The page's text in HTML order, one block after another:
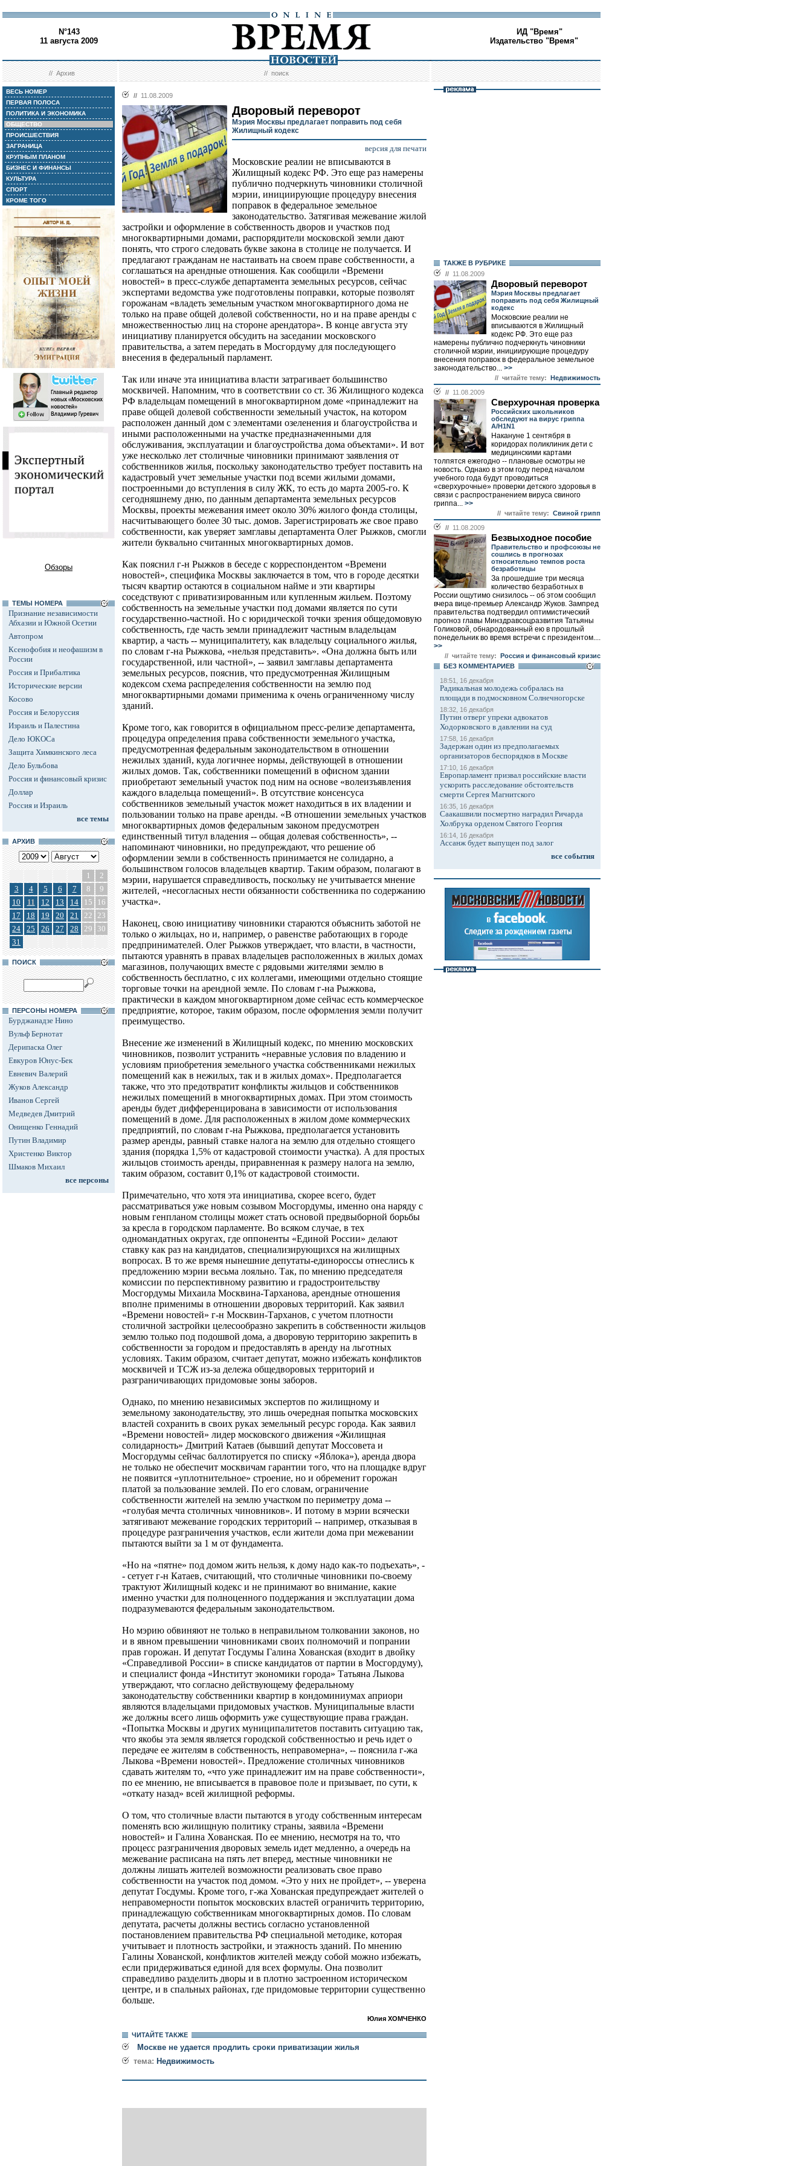
N°143
11 августа 2009
ИД "Время"
Издательство "Время"
//Архив //поиск
ВЕСЬ НОМЕР
ПЕРВАЯ ПОЛОСА
ПОЛИТИКА И ЭКОНОМИКА
ОБЩЕСТВО
ПРОИСШЕСТВИЯ
ЗАГРАНИЦА
КРУПНЫМ ПЛАНОМ
БИЗНЕС И ФИНАНСЫ
КУЛЬТУРА
СПОРТ
КРОМЕ ТОГО
Обзоры
ТЕМЫ НОМЕРА
Признание независимости
Абхазии и Южной Осетии
Автопром
Ксенофобия и неофашизм в
России
Россия и Прибалтика
Исторические версии
Косово
Россия и Белоруссия
Израиль и Палестина
Дело ЮКОСа
Защита Химкинского леса
Дело Бульбова
Россия и финансовый кризис
Доллар
Россия и Израиль
все темы
АРХИВ
1
2
3
4 5 6 7 8
9
10
11 12 13 14 15
16
17
18 19 20 21 22 23
24
25 26 27 28 29
30
31
ПОИСК
ПЕРСОНЫ НОМЕРА
Бурджанадзе Нино
Вульф Бернотат
Дерипаска Олег
Евкуров Юнус-Бек
Евневич Валерий
Жуков Александр
Иванов Сергей
Медведев Дмитрий
Онищенко Геннадий
Путин Владимир
Христенко Виктор
Шмаков Михаил
все персоны
// 11.08.2009
Дворовый переворот
Мэрия Москвы предлагает поправить под себя
Жилищный кодекс
версия для печати
Московские реалии не вписываются в
Жилищный кодекс РФ. Это еще раз намерены
публично подчеркнуть чиновники столичной
мэрии, инициирующие процедуру внесения
поправок в федеральное земельное
законодательство. Затягивая межевание жилой
застройки и оформление в собственность дворов и участков под
многоквартирными домами, распорядители московской земли дают
понять, что строго следовать букве закона в столице не получается. И
предлагают гражданам не настаивать на своем праве собственности, а
соглашаться на арендные отношения. Как сообщили «Времени
новостей» в пресс-службе департамента земельных ресурсов, сейчас
экспертами ведомства уже подготовлены поправки, которые позволят
горожанам «владеть земельным участком многоквартирного дома не
только на праве общей долевой собственности, но и на праве аренды с
множественностью лиц на стороне арендатора». В конце августа эту
инициативу планируется обсудить на заседании московского
правительства, а затем передать в Мосгордуму для последующего
внесения в федеральный парламент.
Так или иначе эта инициатива власти затрагивает большинство
москвичей. Напомним, что в соответствии со ст. 36 Жилищного кодекса
РФ владельцам помещений в многоквартирном доме «принадлежит на
праве общей долевой собственности земельный участок, на котором
расположен данный дом с элементами озеленения и благоустройства и
иными расположенными на участке предназначенными для
обслуживания, эксплуатации и благоустройства дома объектами». И вот
уже несколько лет столичные чиновники принимают заявления от
собственников жилья, поскольку законодательство требует поставить на
кадастровый учет земельные участки под всеми жилыми домами,
построенными до вступления в силу ЖК, то есть до марта 2005-го. К
сегодняшнему дню, по данным департамента земельных ресурсов
Москвы, проекты межевания имеет около 30% жилого фонда столицы,
насчитывающего более 30 тыс. домов. Зарегистрировать же свое право
собственности, как уверяет замглавы департамента Олег Рыжков, смогли
жители буквально считанных многоквартирных домов.
Как пояснил г-н Рыжков в беседе с корреспондентом «Времени
новостей», специфика Москвы заключается в том, что в городе десятки
тысяч квартир остаются в социальном найме и эти квартиры
соседствуют с приватизированным или купленным жильем. Поэтому
собственность на земельные участки под домами является по сути
государственно-частной. Но с юридической точки зрения общедомовую
собственность, где часть земли принадлежит частным владельцам
квартир, а часть -- муниципалитету, как владельцу социального жилья,
по словам г-на Рыжкова, «нельзя представить». «Она должна быть или
государственной, или частной», -- заявил замглавы департамента
земельных ресурсов, пояснив, что предусмотренная Жилищным
кодексом схема распределения собственности на землю под
многоквартирными домами применима к очень ограниченному числу
зданий.
Кроме того, как говорится в официальном пресс-релизе департамента,
процедура определения права собственности земельного участка,
предусмотренная федеральным законодательством в отношении
нежилых зданий, куда логичнее нормы, действующей в отношении
жилых домов. Так, собственники помещений в офисном здании
приобретают земельный участок под ним на основе «волеизъявления
каждого владельца помещений». В отсутствие консенсуса
собственников земельный участок может находиться в их владении и
пользовании только на праве аренды. «В отношении земельных участков
многоквартирных домов федеральным законом предусмотрен
единственный титул владения -- общая долевая собственность», --
напоминают чиновники, но предупреждают, что решение об
оформлении земли в собственность принимается не солидарно, а
большинством голосов владельцев квартир. Таким образом, полагают в
мэрии, нарушается справедливость, поскольку не учитывается мнение
жителей, «несогласных нести обязанности собственника по содержанию
участка».
Наконец, свою инициативу чиновники стараются объяснить заботой не
только о жильцах, но и, например, о равенстве работающих в городе
предпринимателей. Олег Рыжков утверждает, что власти, в частности,
пытаются уравнять в правах владельцев расположенных в жилых домах
магазинов, получающих вместе с рядовыми жителями землю в
собственность бесплатно, с их коллегами, имеющими отдельно стоящие
торговые точки на арендной земле. По словам г-на Рыжкова,
практически в каждом многоквартирном доме сейчас есть коммерческое
предприятие, которое, таким образом, после оформления земли получит
преимущество.
Внесение же изменений в Жилищный кодекс, по мнению московских
чиновников, позволит устранить «неравные условия по владению и
условиям приобретения земельного участка собственниками нежилых
помещений как в нежилых, так и в жилых домах». Предполагается
также, что это предотвратит конфликты жильцов и собственников
нежилых помещений в многоквартирных домах. При этом стоимость
аренды будет дифференцирована в зависимости от использования
помещений в доме. Для расположенных в жилом доме коммерческих
предприятий, по словам г-на Рыжкова, предполагается установить
размер аренды, равный ставке налога на землю для отдельно стоящего
здания (порядка 1,5% от кадастровой стоимости участка). А для простых
жильцов стоимость аренды, приравненная к размеру налога на землю,
таким образом, составит 0,1% от кадастровой стоимости.
Примечательно, что хотя эта инициатива, скорее всего, будет
рассматриваться уже новым созывом Мосгордумы, именно она наряду с
новым генпланом столицы может стать основой предвыборной борьбы
за кресла в городском парламенте. Во всяком случае, в тех
одномандатных округах, где оппоненты «Единой России» делают
ставку как раз на кандидатов, специализирующихся на жилищных
вопросах. В то же время нынешние депутаты-единороссы отнеслись к
предложению мэрии весьма лояльно. Так, по мнению председателя
комиссии по перспективному развитию и градостроительству
Мосгордумы Михаила Москвина-Тарханова, арендные отношения
вполне применимы в отношении дворовых территорий. Как заявил
«Времени новостей» г-н Москвин-Тарханов, с учетом плотности
столичной застройки целесообразно закрепить в собственности жильцов
землю только под подошвой дома, а дворовую территорию закрепить в
собственности за городом и предоставлять в аренду на льготных
условиях. Таким образом, считает депутат, можно избежать конфликтов
москвичей и ТСЖ из-за дележа общедворовых территорий и
разграничивающих придомовые зоны заборов.
Однако, по мнению независимых экспертов по жилищному и
земельному законодательству, это лишь очередная попытка московских
властей сохранить в своих руках земельный ресурс города. Как заявил
«Времени новостей» лидер московского движения «Жилищная
солидарность» Дмитрий Катаев (бывший депутат Моссовета и
Мосгордумы сейчас баллотируется по списку «Яблока»), аренда двора
не только не обеспечит москвичам гарантии того, что на площадке вдруг
не появится «уплотнительное» строение, но и обременит горожан
платой за пользование землей. По его словам, ограничение
собственности жителей на землю участком по периметру дома --
«голубая мечта столичных чиновников». И потому в мэрии всячески
затягивают межевание городских территорий -- например, отказывая в
процедуре разграничения участков, если жители дома при межевании
пытаются выйти за 1 м от фундамента.
«Но на «пятне» под домом жить нельзя, к дому надо как-то подъехать», -
- сетует г-н Катаев, считающий, что столичные чиновники по-своему
трактуют Жилищный кодекс и не принимают во внимание, какие
именно участки для полноценного поддержания и эксплуатации дома
подразумеваются федеральным законодательством.
Но мэрию обвиняют не только в неправильном толковании законов, но
и в явном превышении чиновниками своих полномочий и попрании
прав горожан. И депутат Госдумы Галина Хованская (входит в двойку
«Справедливой России» в списке кандидатов от партии в Мосгордуму),
и специалист фонда «Институт экономики города» Татьяна Лыкова
утверждают, что согласно действующему федеральному
законодательству собственники квартир в кондоминиумах априори
являются владельцами придомовых участков. Муниципальные власти
же должны всего лишь оформить уже существующие права граждан.
«Попытка Москвы и других муниципалитетов поставить ситуацию так,
что якобы эта земля является городской собственностью и речь идет о
передаче ее жителям в собственность, неправомерна», -- пояснила г-жа
Лыкова «Времени новостей». Предложение столичных чиновников
сдавать жителям то, «что уже принадлежит им на праве собственности»,
по ее мнению, не вписывается в правовое поле и призывает, по сути, к
«откату назад» всей жилищной реформы.
О том, что столичные власти пытаются в угоду собственным интересам
поменять всю жилищную политику страны, заявила «Времени
новостей» и Галина Хованская. По ее мнению, несмотря на то, что
процесс разграничения дворовых земель идет медленно, а очередь на
межевание расписана на пять лет вперед, местные чиновники не
должны лишать жителей возможности реализовать свое право
собственности на участок под домом. «Это у них не пройдет», -- уверена
депутат Госдумы. Кроме того, г-жа Хованская предупреждает жителей о
неправомерности попыток московских властей ограничить территорию,
принадлежащую собственникам многоквартирных домов. По словам
депутата, расчеты должны вестись согласно установленной
постановлением правительства РФ специальной методике, которая
учитывает и плотность застройки, и этажность зданий. По мнению
Галины Хованской, конфликтов жителей между собой можно избежать,
если придерживаться единой для всех формулы. Она позволит
справедливо разделить дворы и в плотно застроенном историческом
центре, и в спальных районах, где придомовые территории существенно
больше.
Юлия ХОМЧЕНКО
ЧИТАЙТЕ ТАКЖЕ
Москве не удается продлить сроки приватизации жилья
тема: Недвижимость
ТАКЖЕ В РУБРИКЕ
// 11.08.2009
Дворовый переворот
Мэрия Москвы предлагает
поправить под себя Жилищный
кодекс
Московские реалии не
вписываются в Жилищный
кодекс РФ. Это еще раз
намерены публично подчеркнуть чиновники
столичной мэрии, инициирующие процедуру
внесения поправок в федеральное земельное
законодательство... >>
// читайте тему: Недвижимость
// 11.08.2009
Сверхурочная проверка
Российских школьников
обследуют на вирус гриппа
А/H1N1
Накануне 1 сентября в
коридорах поликлиник дети с
медицинскими картами
толпятся ежегодно -- плановые осмотры не
новость. Однако в этом году перед началом
учебного года будут проводиться
«сверхурочные» проверки детского здоровья в
связи с распространением вируса свиного
гриппа... >>
// читайте тему: Свиной грипп
// 11.08.2009
Безвыходное пособие
Правительство и профсоюзы не
сошлись в прогнозах
относительно темпов роста
безработицы
За прошедшие три месяца
количество безработных в
России ощутимо снизилось -- об этом сообщил
вчера вице-премьер Александр Жуков. Зампред
правительства подтвердил оптимистический
прогноз главы Минздравсоцразвития Татьяны
Голиковой, обнародованный ею в прошлый
понедельник во время встречи с президентом....
>>
// читайте тему: Россия и финансовый кризис
БЕЗ КОМMЕНТАРИЕВ
18:51, 16 декабря
Радикальная молодежь собралась на
площади в подмосковном Солнечногорске
18:32, 16 декабря
Путин отверг упреки адвокатов
Ходорковского в давлении на суд
17:58, 16 декабря
Задержан один из предполагаемых
организаторов беспорядков в Москве
17:10, 16 декабря
Европарламент призвал российские власти
ускорить расследование обстоятельств
смерти Сергея Магнитского
16:35, 16 декабря
Саакашвили посмертно наградил Ричарда
Холбрука орденом Святого Георгия
16:14, 16 декабря
Ассанж будет выпущен под залог
все события